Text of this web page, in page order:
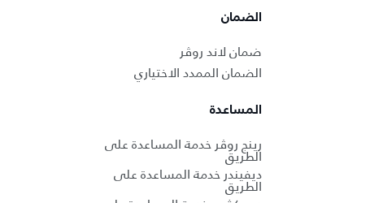
الضمان
ضمان لاند روڤر
الضمان الممدد الاختياري
المساعدة
رينج روڤر خدمة المساعدة على
الطريق
ديفيندر خدمة المساعدة على
الطريق